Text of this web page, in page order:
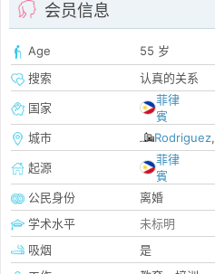
会员信息
Age
55 岁
搜索
认真的关系
国家
菲律
賓
城市
Rodriguez,
起源
菲律
賓
公民身份
离婚
学术水平
未标明
吸烟
是